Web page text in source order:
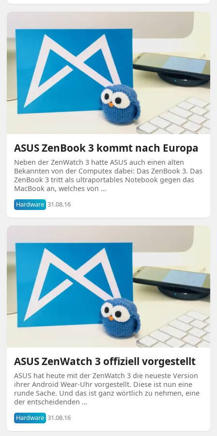
ASUS ZenBook 3 kommt nach Europa
Neben der ZenWatch 3 hatte ASUS auch einen alten
Bekannten von der Computex dabei: Das ZenBook 3. Das
ZenBook 3 tritt als ultraportables Notebook gegen das
MacBook an, welches von …
Hardware 31.08.16
ASUS ZenWatch 3 offiziell vorgestellt
ASUS hat heute mit der ZenWatch 3 die neueste Version
ihrer Android Wear-Uhr vorgestellt. Diese ist nun eine
runde Sache. Und das ist ganz wörtlich zu nehmen, eine
der entscheidenden …
Hardware 31.08.16